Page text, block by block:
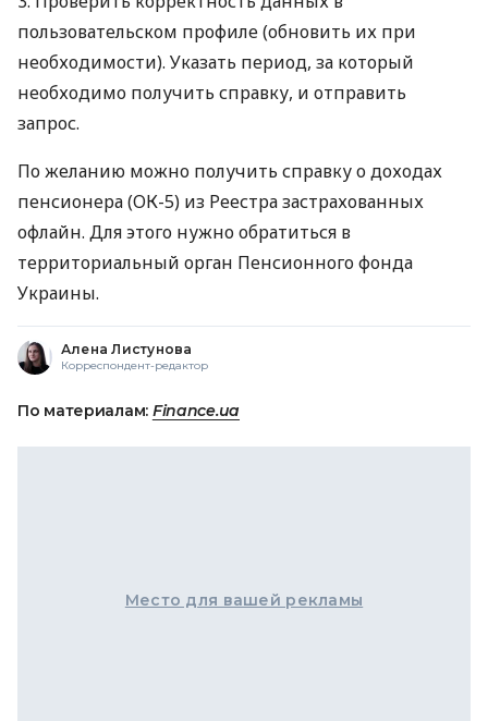
пользовательском профиле (обновить их при
необходимости). Указать период, за который
необходимо получить справку, и отправить
запрос.
По желанию можно получить справку о доходах
пенсионера (ОК-5) из Реестра застрахованных
офлайн. Для этого нужно обратиться в
территориальный орган Пенсионного фонда
Украины.
Алена Листунова
Корреспондент-редактор
По материалам: Finance.ua
Место для вашей рекламы